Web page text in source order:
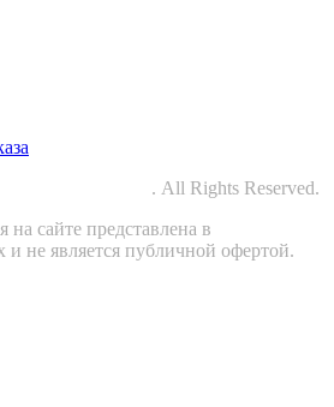
. All Rights Reserved.
сайте представлена в
не является публичной офертой.